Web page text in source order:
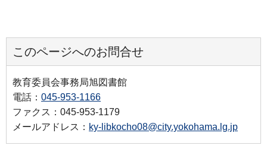
このページへのお問合せ
教育委員会事務局旭図書館
電話： 045-953-1166
ファクス：045-953-1179
メールアドレス： ky-libkocho08@city.yokohama.lg.jp